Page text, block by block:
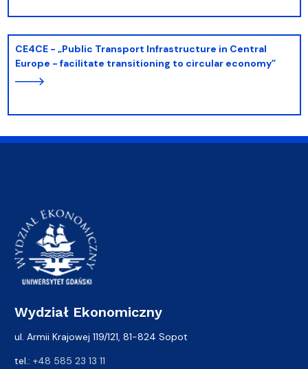
CE4CE - „Public Transport Infrastructure in Central
Europe - facilitate transitioning to circular economy”
Wydział Ekonomiczny
ul. Armii Krajowej 119/121, 81-824 Sopot
tel.: +48 585 23 13 11